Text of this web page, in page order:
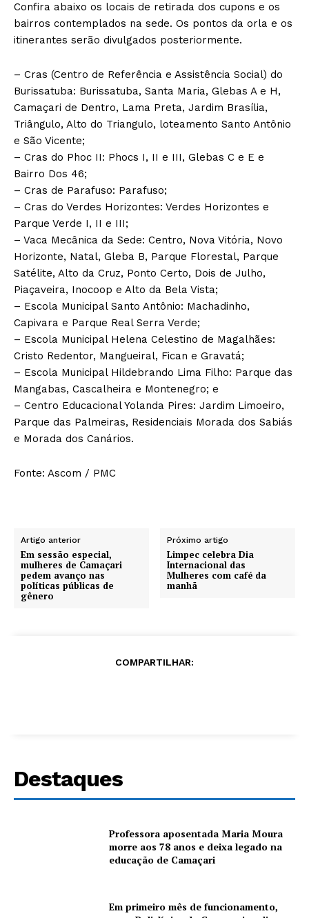
Confira abaixo os locais de retirada dos cupons e os
bairros contemplados na sede. Os pontos da orla e os
itinerantes serão divulgados posteriormente.
– Cras (Centro de Referência e Assistência Social) do
Burissatuba: Burissatuba, Santa Maria, Glebas A e H,
Camaçari de Dentro, Lama Preta, Jardim Brasília,
Triângulo, Alto do Triangulo, loteamento Santo Antônio
e São Vicente;
– Cras do Phoc II: Phocs I, II e III, Glebas C e E e
Bairro Dos 46;
– Cras de Parafuso: Parafuso;
– Cras do Verdes Horizontes: Verdes Horizontes e
Parque Verde I, II e III;
– Vaca Mecânica da Sede: Centro, Nova Vitória, Novo
Horizonte, Natal, Gleba B, Parque Florestal, Parque
Satélite, Alto da Cruz, Ponto Certo, Dois de Julho,
Piaçaveira, Inocoop e Alto da Bela Vista;
– Escola Municipal Santo Antônio: Machadinho,
Capivara e Parque Real Serra Verde;
– Escola Municipal Helena Celestino de Magalhães:
Cristo Redentor, Mangueiral, Fican e Gravatá;
– Escola Municipal Hildebrando Lima Filho: Parque das
Mangabas, Cascalheira e Montenegro; e
– Centro Educacional Yolanda Pires: Jardim Limoeiro,
Parque das Palmeiras, Residenciais Morada dos Sabiás
e Morada dos Canários.
Fonte: Ascom / PMC
Artigo anterior
Em sessão especial,
mulheres de Camaçari
pedem avanço nas
políticas públicas de
gênero
Próximo artigo
Limpec celebra Dia
Internacional das
Mulheres com café da
manhã
COMPARTILHAR:
Destaques
Professora aposentada Maria Moura
morre aos 78 anos e deixa legado na
educação de Camaçari
Em primeiro mês de funcionamento,